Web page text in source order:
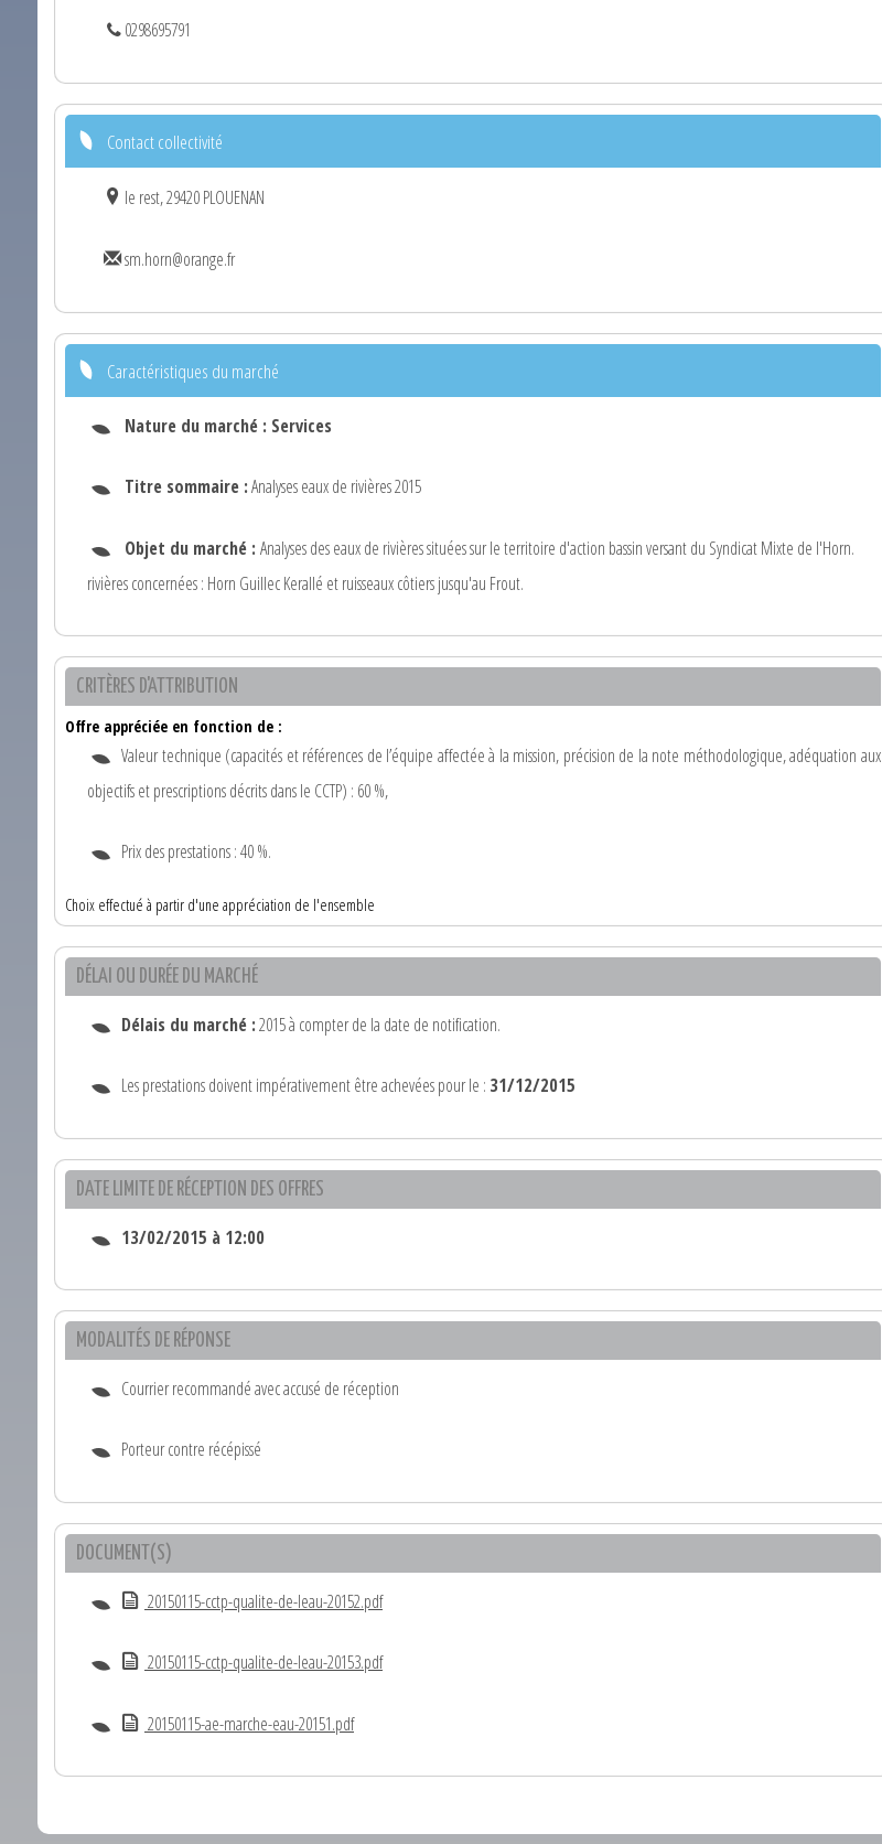
0298695791
Contact collectivité
le rest, 29420 PLOUENAN
sm.horn@orange.fr
Caractéristiques du marché
Nature du marché : Services
Titre sommaire :Analyses eaux de rivières 2015
Objet du marché : Analyses des eaux de rivières situées sur le territoire d'action bassin versant du Syndicat Mixte de l'Horn.
rivières concernées : Horn Guillec Kerallé et ruisseaux côtiers jusqu'au Frout.
CRITÈRES D'ATTRIBUTION
Offre appréciée en fonction de :
Valeur technique (capacités et références de l’équipe affectée à la mission, précision de la note méthodologique, adéquation aux
objectifs et prescriptions décrits dans le CCTP) : 60 %,
Prix des prestations : 40 %.
Choix effectué à partir d'une appréciation de l'ensemble
DÉLAI OU DURÉE DU MARCHÉ
Délais du marché :2015 à compter de la date de notification.
Les prestations doivent impérativement être achevées pour le : 31/12/2015
DATE LIMITE DE RÉCEPTION DES OFFRES
13/02/2015 à 12:00
MODALITÉS DE RÉPONSE
Courrier recommandé avec accusé de réception
Porteur contre récépissé
DOCUMENT(S)
20150115-cctp-qualite-de-leau-20152.pdf
20150115-cctp-qualite-de-leau-20153.pdf
20150115-ae-marche-eau-20151.pdf